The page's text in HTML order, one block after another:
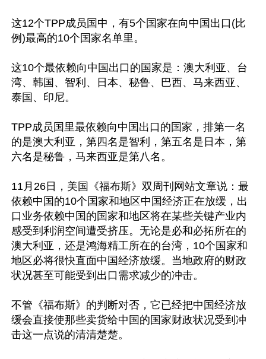
这12个TPP成员国中，有5个国家在向中国出口(比
例)最高的10个国家名单里。
这10个最依赖向中国出口的国家是：澳大利亚、台
湾、韩国、智利、日本、秘鲁、巴西、马来西亚、
泰国、印尼。
TPP成员国里最依赖向中国出口的国家，排第一名
的是澳大利亚，第四名是智利，第五名是日本，第
六名是秘鲁，马来西亚是第八名。
11月26日，美国《福布斯》双周刊网站文章说：最
依赖中国的10个国家和地区中国经济正在放缓，出
口业务依赖中国的国家和地区将在某些关键产业内
感受到利润空间遭受挤压。无论是必和必拓所在的
澳大利亚，还是鸿海精工所在的台湾，10个国家和
地区必将很快直面中国经济放缓。当地政府的财政
状况甚至可能受到出口需求减少的冲击。
不管《福布斯》的判断对否，它已经把中国经济放
缓会直接使那些卖货给中国的国家财政状况受到冲
击这一点说的清清楚楚。